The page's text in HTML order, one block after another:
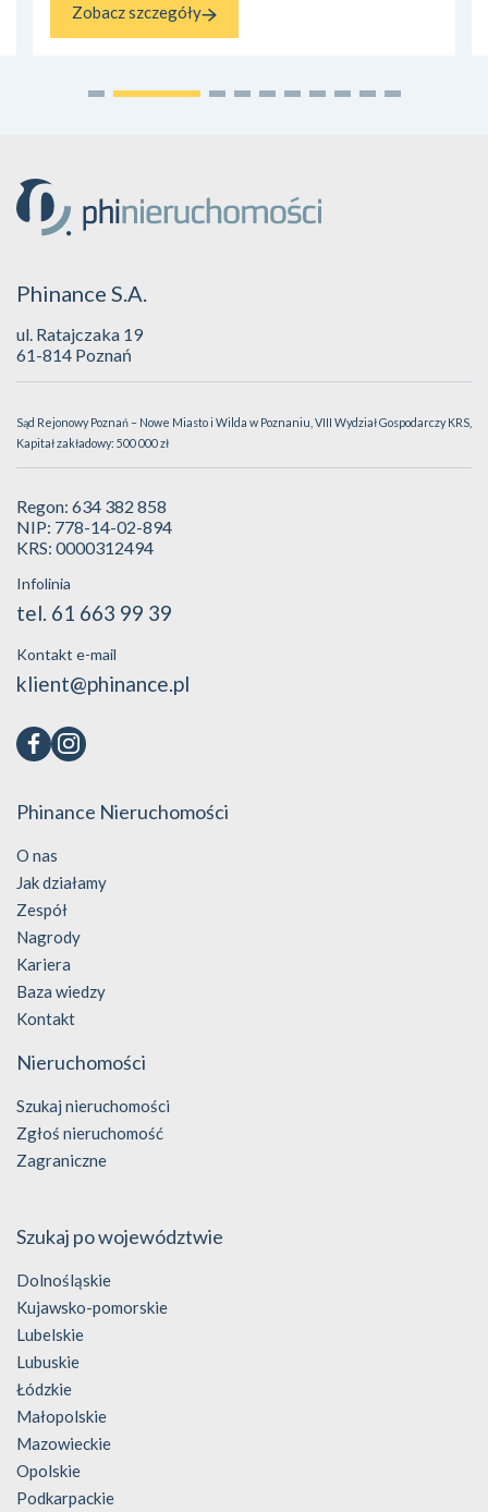
Zobacz szczegóły
Phinance S.A.
ul. Ratajczaka 19
61-814 Poznań
Sąd Rejonowy Poznań – Nowe Miasto i Wilda w Poznaniu, VIII Wydział Gospodarczy KRS,
Kapitał zakładowy: 500 000 zł
Regon: 634 382 858
NIP: 778-14-02-894
KRS: 0000312494
Infolinia
tel. 61 663 99 39
Kontakt e-mail
klient@phinance.pl
Phinance Nieruchomości
O nas
Jak działamy
Zespół
Nagrody
Kariera
Baza wiedzy
Kontakt
Nieruchomości
Szukaj nieruchomości
Zgłoś nieruchomość
Zagraniczne
Szukaj po województwie
Dolnośląskie
Kujawsko-pomorskie
Lubelskie
Lubuskie
Łódzkie
Małopolskie
Mazowieckie
Opolskie
Podkarpackie